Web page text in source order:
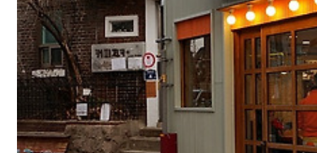
매장 시리즈 홍대점 - 오사카 특징: 1. 일본식 커피 표방 2. 에스프레소 머
신 생략 3. 핸드드립 3,000원부터 4. 쓰리썸 - 오사카 시그니처 커피. 원
두량 3배로 핸드드립을 농후하게 추출해서 므흣한 쓰리썸 같은 강렬한
미각체험 지향 5. 드라마 '심야식당'(..